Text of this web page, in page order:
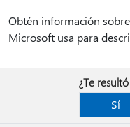
Obtén información
Microsoft usa para
¿Te
Sí